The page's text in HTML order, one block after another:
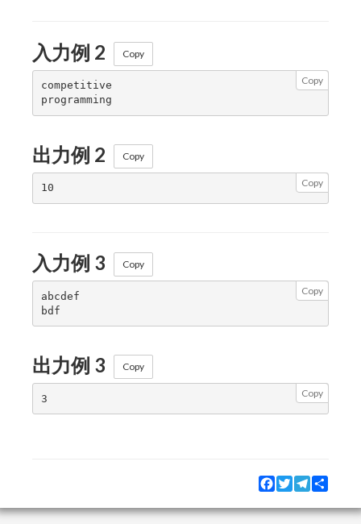
入力例 2 Copy
Copy
competitive
出力例 2 Copy
Copy
入力例 3 Copy
Copy
abcdef
出力例 3 Copy
Copy
Facebook
TwitterTelegram